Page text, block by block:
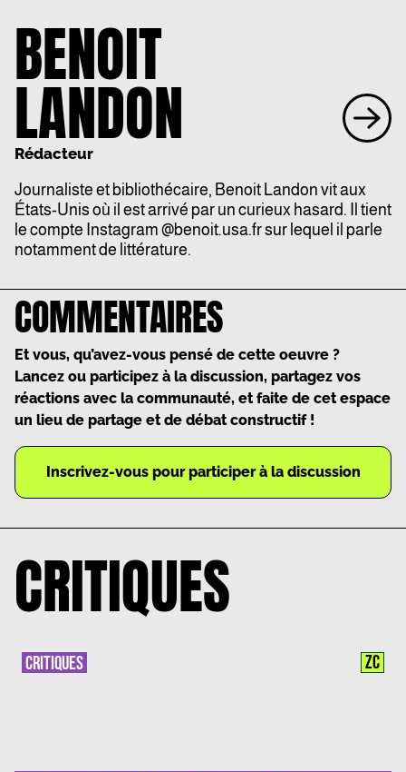
BENOIT
LANDON
Rédacteur
Journaliste et bibliothécaire, Benoit Landon vit aux
États-Unis où il est arrivé par un curieux hasard. Il tient
le compte Instagram @benoit.usa.frsur lequel il parle
notamment de littérature.
COMMENTAIRES
Et vous, qu’avez-vous pensé de cette oeuvre ?
Lancez ou participez à la discussion, partagez vos
réactions avec la communauté, et faite de cet espace
un lieu de partage et de débat constructif !
Inscrivez-vous pour participer à la discussion
CRITIQUES
CRITIQUES ZC